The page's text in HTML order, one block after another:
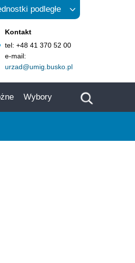
podległe
Kontakt
tel: +48 41 370 52 00
e-mail:
urzad@umig.busko.pl
Wybory